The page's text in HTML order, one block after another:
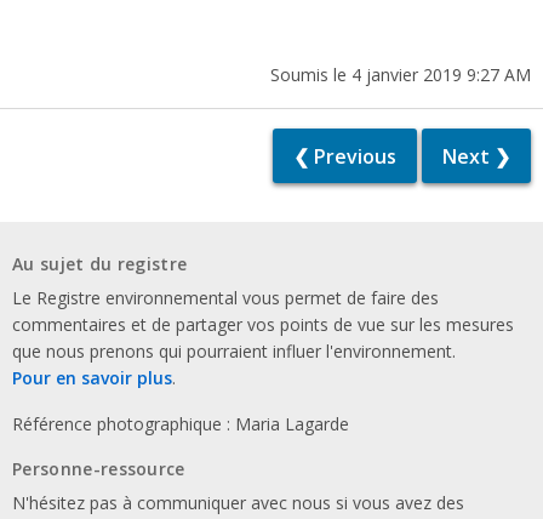
Soumis le 4 janvier 2019 9:27 AM
❮ Previous Next ❯
Au sujet du registre
Le Registre environnemental vous permet de faire des
commentaires et de partager vos points de vue sur les mesures
que nous prenons qui pourraient influer l'environnement.
Pour en savoir plus.
Référence photographique : Maria Lagarde
Personne-ressource
N'hésitez pas à communiquer avec nous si vous avez des